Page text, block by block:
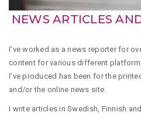
NEWS ARTICLES
I’ve worked as a news reporter for
content for various different
I’ve produced has been for the
and/or the online news site.
I write articles in Swedish, Finnish